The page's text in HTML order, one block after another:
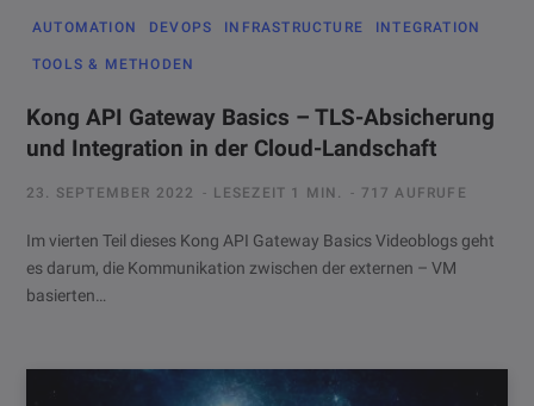
AUTOMATION DEVOPS INFRASTRUCTURE INTEGRATION
TOOLS & METHODEN
Kong API Gateway Basics – TLS-Absicherung
und Integration in der Cloud-Landschaft
23. SEPTEMBER 2022 LESEZEIT 1 MIN. 717 AUFRUFE
Im vierten Teil dieses Kong API Gateway Basics Videoblogs geht
es darum, die Kommunikation zwischen der externen – VM
basierten…